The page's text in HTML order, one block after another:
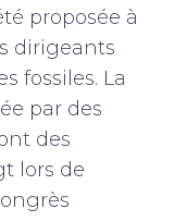
proposée à
dirigeants
fossiles. La
par des
des
lors de